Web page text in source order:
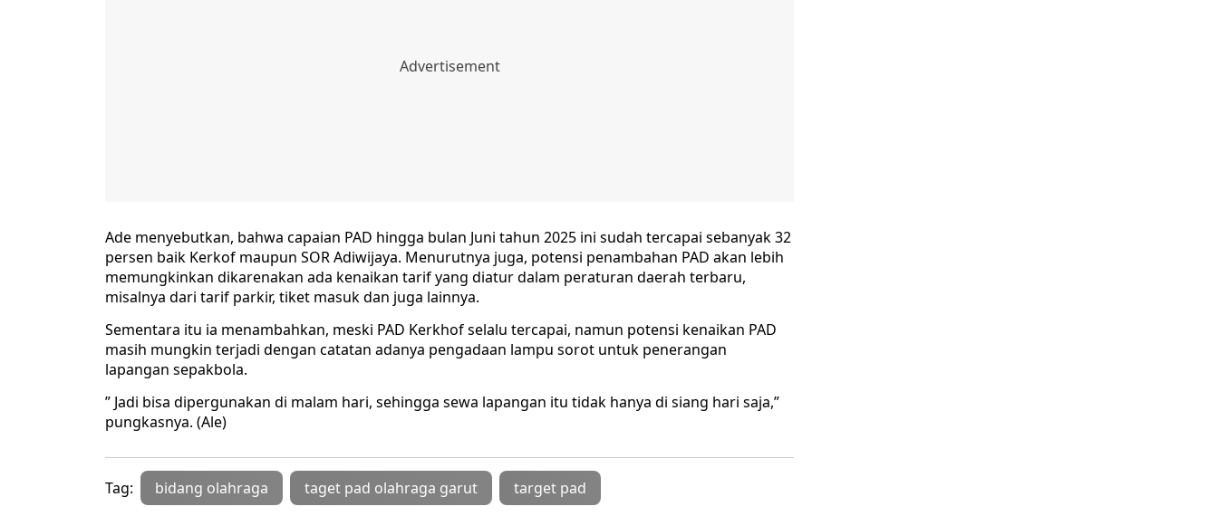
Ade menyebutkan, bahwa capaian PAD hingga bulan Juni tahun 2025 ini sudah tercapai sebanyak 32
persen baik Kerkof maupun SOR Adiwijaya. Menurutnya juga, potensi penambahan PAD akan lebih
memungkinkan dikarenakan ada kenaikan tarif yang diatur dalam peraturan daerah terbaru,
misalnya dari tarif parkir, tiket masuk dan juga lainnya.
Sementara itu ia menambahkan, meski PAD Kerkhof selalu tercapai, namun potensi kenaikan PAD
masih mungkin terjadi dengan catatan adanya pengadaan lampu sorot untuk penerangan
lapangan sepakbola.
” Jadi bisa dipergunakan di malam hari, sehingga sewa lapangan itu tidak hanya di siang hari saja,”
pungkasnya. (Ale)
Tag: bidang olahraga taget pad olahraga garut target pad